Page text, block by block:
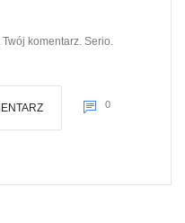
komentarz. Serio.
0